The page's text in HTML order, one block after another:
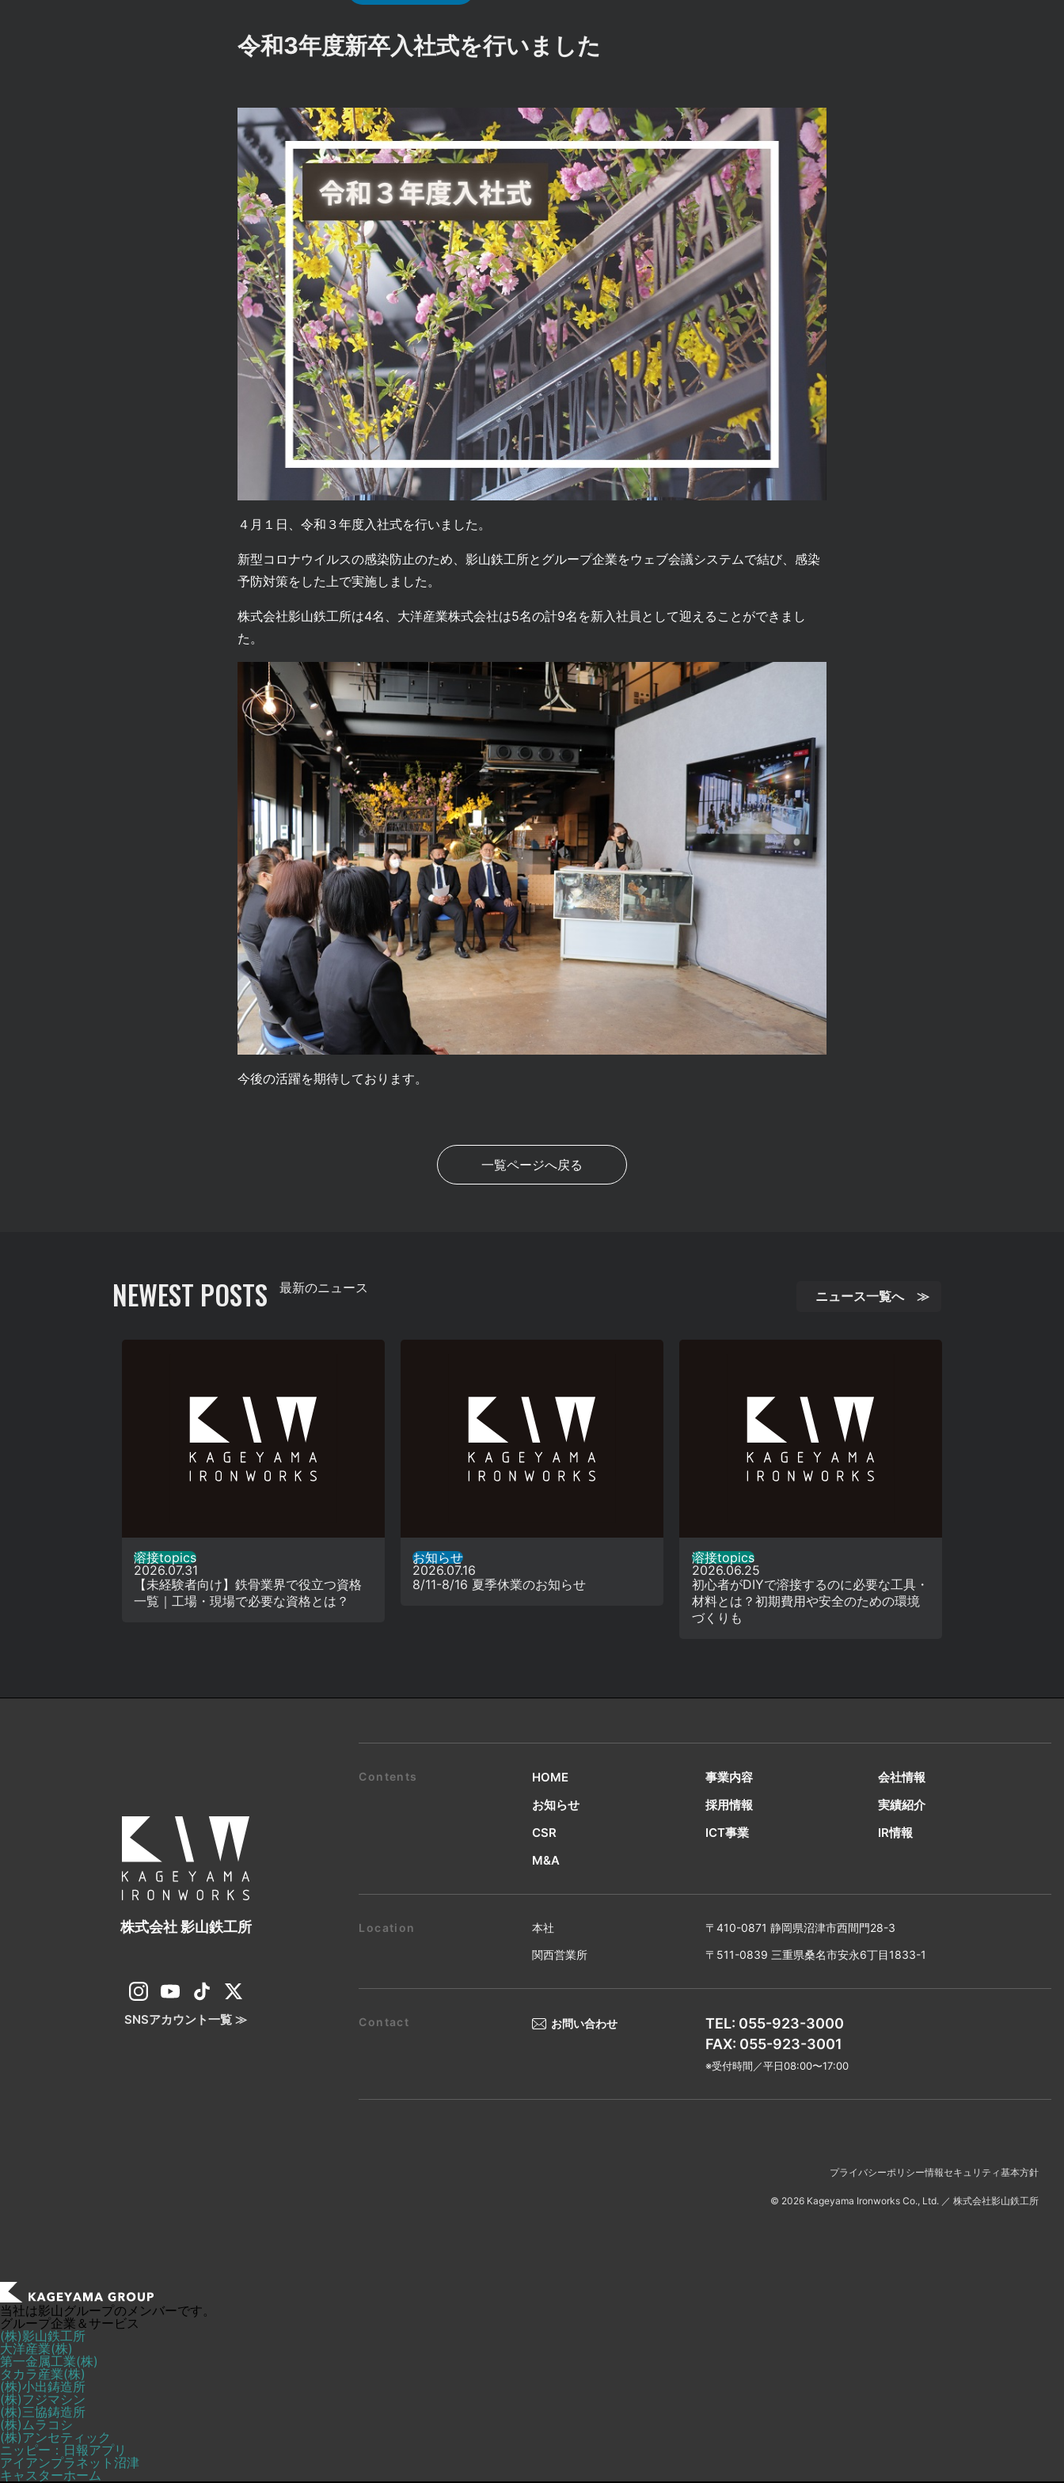
令和3年度新卒入社式を行いました
４月１日、令和３年度入社式を行いました。
新型コロナウイルスの感染防止のため、影山鉄工所とグループ企業をウェブ会議システムで結び、感染
予防対策をした上で実施しました。
株式会社影山鉄工所は4名、大洋産業株式会社は5名の計9名を新入社員として迎えることができまし
た。
今後の活躍を期待しております。
一覧ページへ戻る
NEWEST POSTS 最新のニュース
溶接topics
2026.07.31
【未経験者向け】鉄骨業界で役立つ資格
一覧｜工場・現場で必要な資格とは？
お知らせ
2026.07.16
8/11-8/16 夏季休業のお知らせ
溶接topics
2026.06.25
初心者がDIYで溶接するのに必要な工具・
材料とは？初期費用や安全のための環境
づくりも
ニュース一覧へ ≫
株式会社 影山鉄工所
SNSアカウント一覧 ≫
HOME 事業内容
会社情報
お知らせ
採用情報
実績紹介
CSR
ICT事業
IR情報
M&A
本社
〒410-0871 静岡県沼津市西間門28-3
関西営業所
〒511-0839 三重県桑名市安永6丁目1833-1
お問い合わせ
TEL: 055-923-3000
FAX: 055-923-3001
※受付時間／平日08:00〜17:00
プライバシーポリシー情報セキュリティ基本方針
© 2026 Kageyama Ironworks Co., Ltd. ／ 株式会社影山鉄工所
当社は影山グループのメンバーです。
グループ企業＆サービス
(株)影山鉄工所
大洋産業(株)
第一金属工業(株)
タカラ産業(株)
(株)小出鋳造所
(株)フジマシン
(株)三協鋳造所
(株)ムラコシ
(株)アンセティック
ニッピー：日報アプリ
アイアンプラネット沼津
キャスターホーム